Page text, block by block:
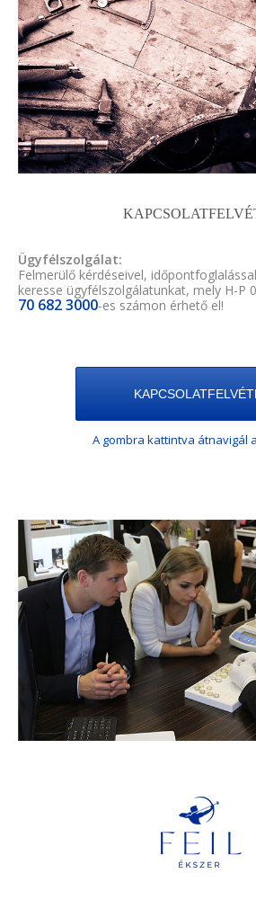
Ügyfélszolgálat:
Felmerülő kérdéseivel,
keresse ügyfélszolgálatunkat, mely H-P
70 682 3000-es számon érhető el!
A gombra kattintva átnavigál